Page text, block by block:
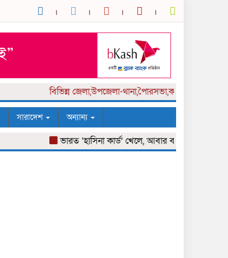
বিভিন্নজেলা,উপজেলা-থানা,পৈারসভা,কলেজ পর্যায়
সারাদেশ অন্যান্য
ভারত ‘হাসিনা কার্ড’ খেলে, আবার বন্ধুত্বও চায়: